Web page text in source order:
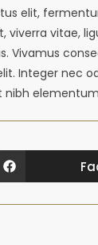
elit,
viverra vitae,
Vivamus
Integer nec
nibh